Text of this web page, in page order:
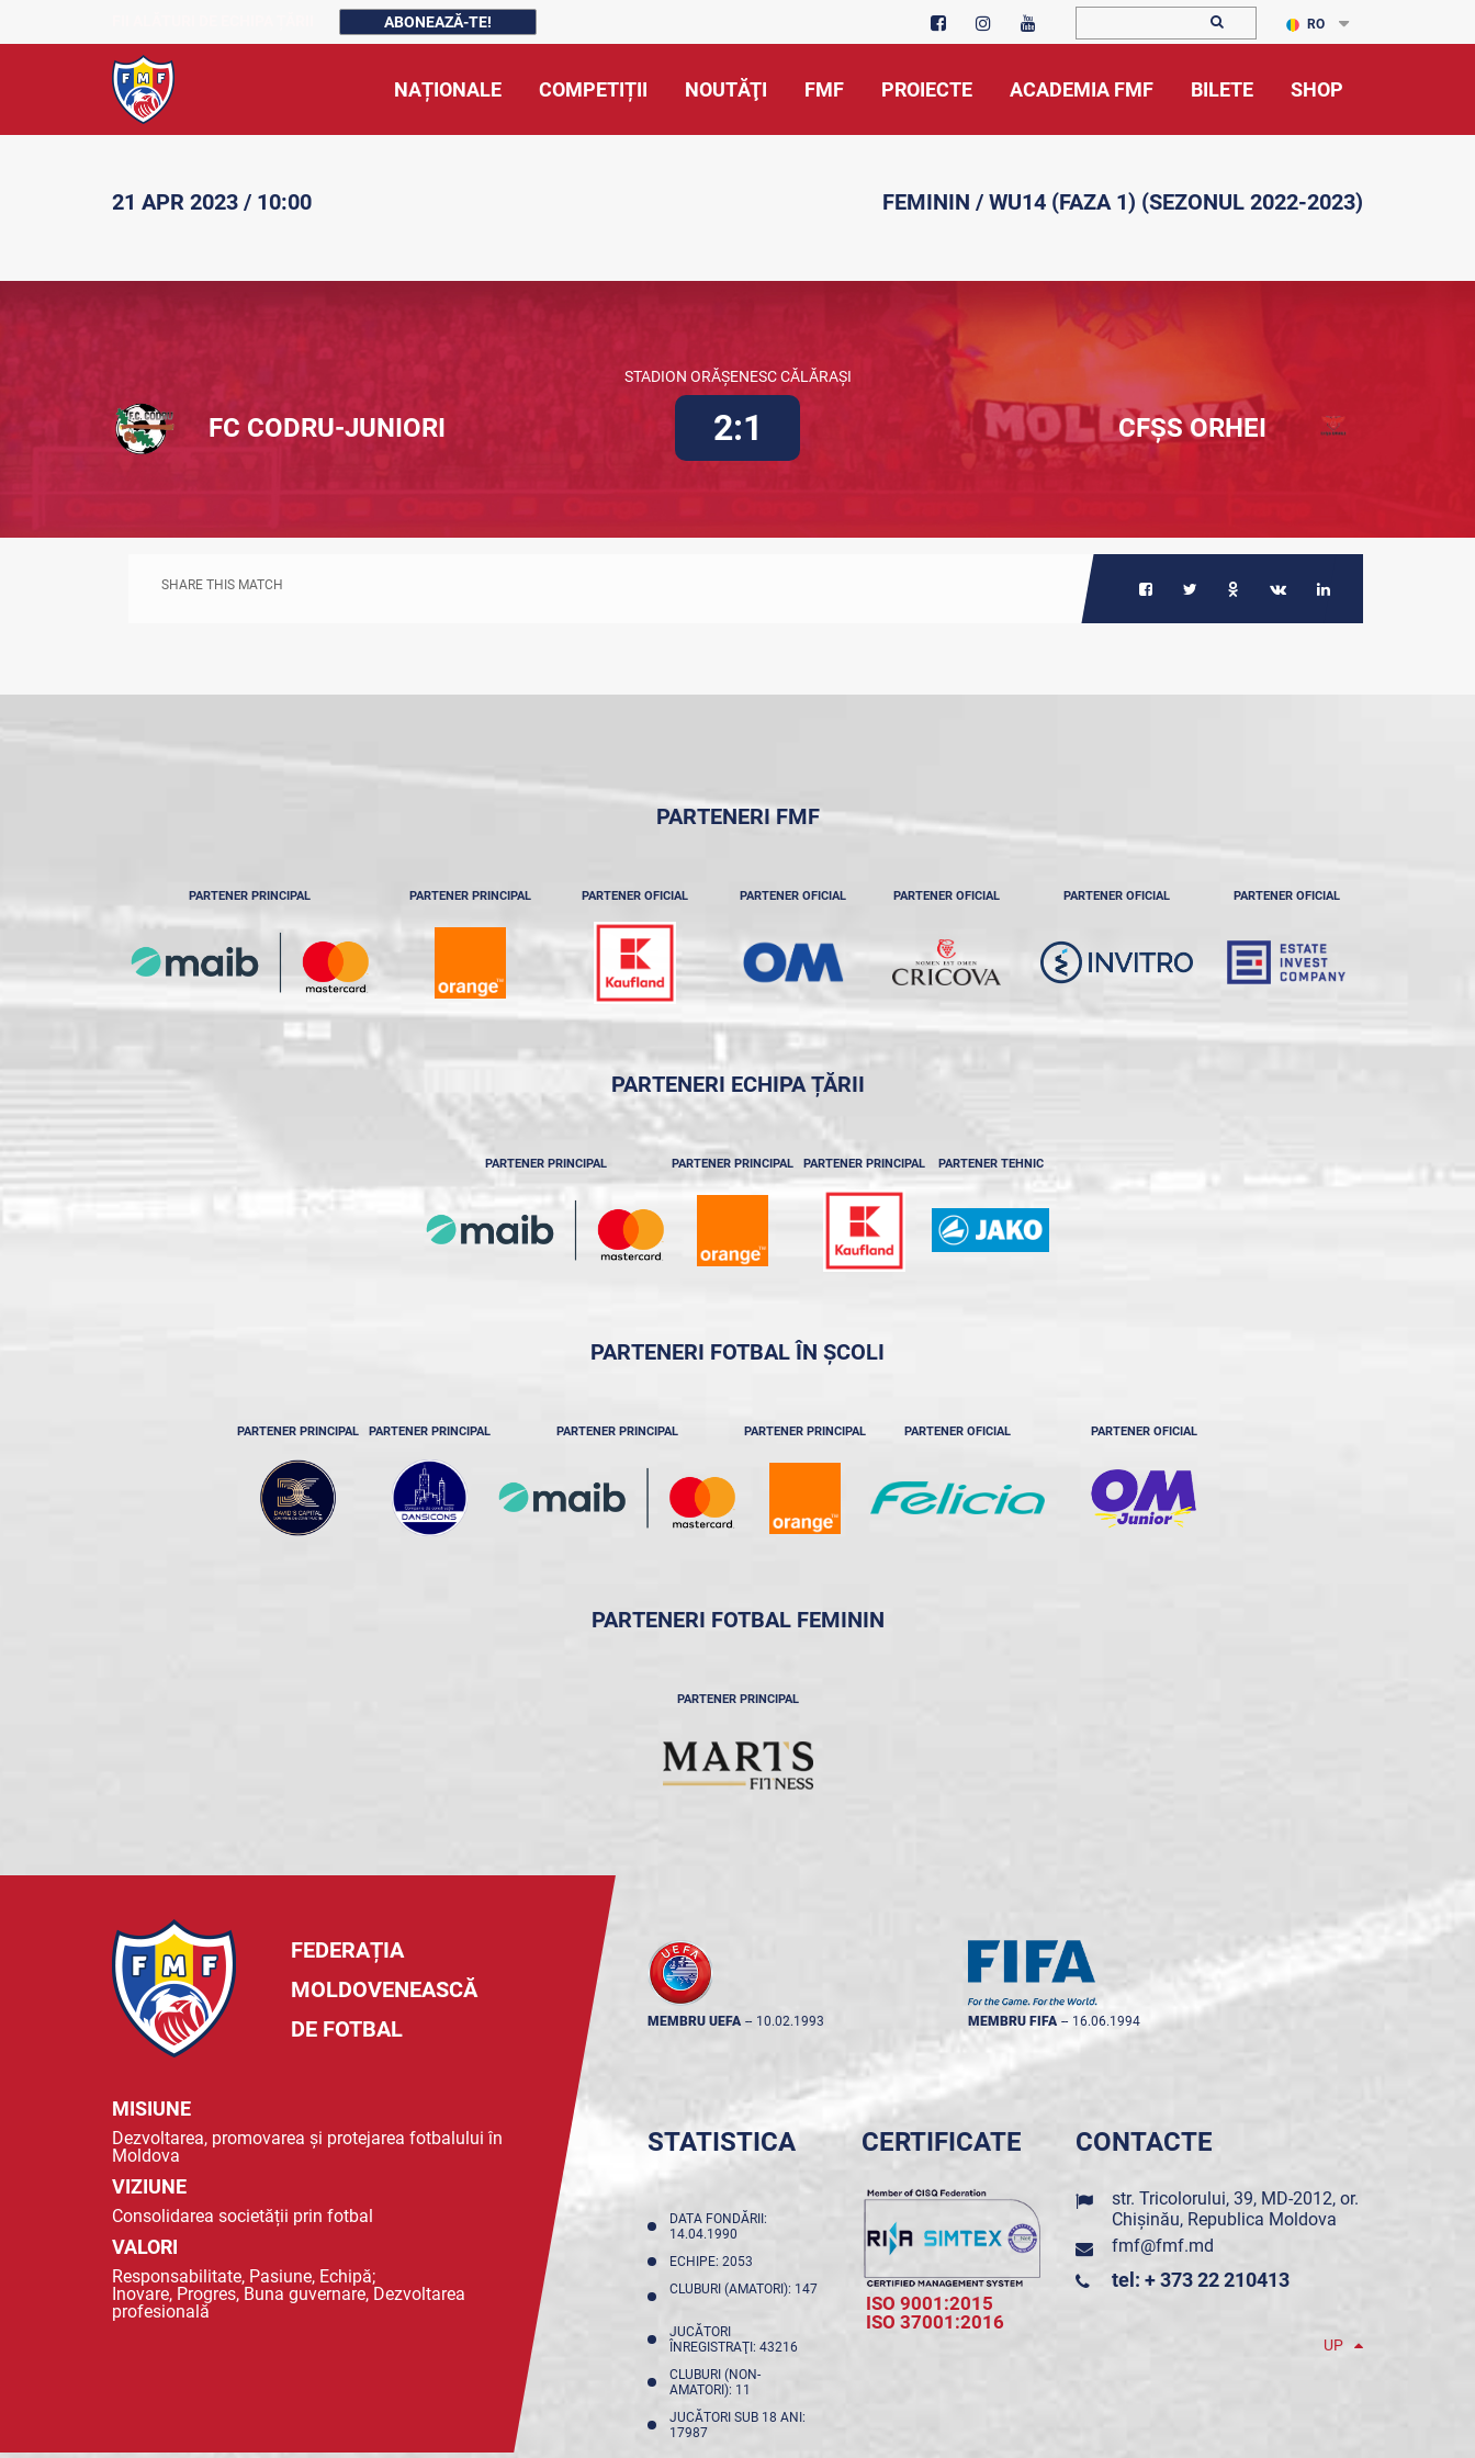
ABONEAZĂ-TE! RO
NAȚIONALE COMPETIȚII NOUTĂŢI FMF PROIECTE ACADEMIA FMF BILETE SHOP
21 APR 2023 / 10:00 FEMININ / WU14 (FAZA 1) (SEZONUL 2022-2023)
STADION ORĂȘENESC CĂLĂRAȘI
FC CODRU-JUNIORI 2:1 CFȘS ORHEI
SHARE THIS MATCH
PARTENERI FMF
PARTENER PRINCIPAL PARTENER PRINCIPAL PARTENER OFICIAL PARTENER OFICIAL PARTENER OFICIAL PARTENER OFICIAL PARTENER OFICIAL
PARTENERI ECHIPA ȚĂRII
PARTENER PRINCIPAL PARTENER PRINCIPAL PARTENER PRINCIPAL PARTENER TEHNIC
PARTENERI FOTBAL ÎN ȘCOLI
PARTENER PRINCIPAL PARTENER PRINCIPAL PARTENER PRINCIPAL PARTENER PRINCIPAL PARTENER OFICIAL PARTENER OFICIAL
PARTENERI FOTBAL FEMININ
PARTENER PRINCIPAL
FEDERAȚIA
MOLDOVENEASCĂ
DE FOTBAL
MISIUNE
Dezvoltarea, promovarea și protejarea fotbalului în
Moldova
VIZIUNE
Consolidarea societății prin fotbal
VALORI
Responsabilitate, Pasiune, Echipă;
Inovare, Progres, Buna guvernare, Dezvoltarea
profesională
MEMBRU UEFA -- 10.02.1993 MEMBRU FIFA -- 16.06.1994
STATISTICA
DATA FONDĂRII:
14.04.1990
ECHIPE: 2053
CLUBURI (AMATORI): 147
JUCĂTORI
ÎNREGISTRAŢI: 43216
CLUBURI (NON-
AMATORI): 11
JUCĂTORI SUB 18 ANI:
17987
CERTIFICATE
ISO 9001:2015
ISO 37001:2016
CONTACTE
str. Tricolorului, 39, MD-2012, or.
Chișinău, Republica Moldova
fmf@fmf.md
tel: + 373 22 210413
UP